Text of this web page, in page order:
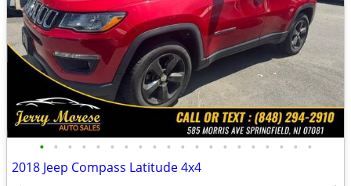
• • • • • • • • • • • • • • • • • • • •
2018 Jeep Compass Latitude 4x4